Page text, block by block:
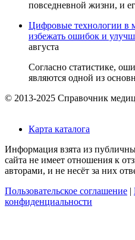
повседневной жизни, и
Цифровые технологии в
избежать ошибок и
августа
Согласно статистике,
являются одной из
© 2013-2025 Справочник
Карта каталога
Информация взята из
сайта не имеет отношения к
авторами, и не несёт за них
Пользовательское соглашение
конфиденциальности